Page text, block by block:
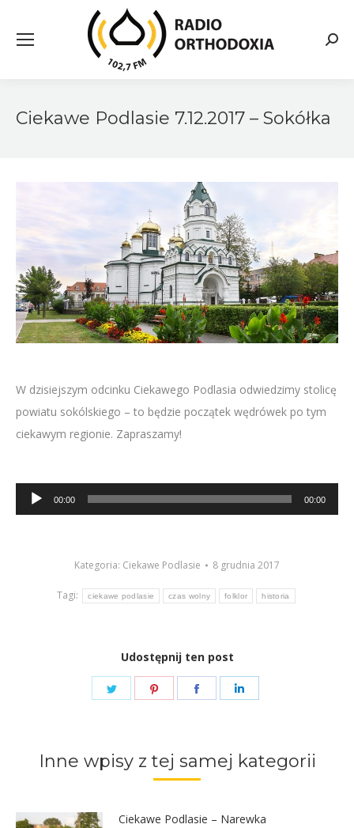
Ciekawe Podlasie 7.12.2017 – Sokółka
W dzisiejszym odcinku Ciekawego Podlasia odwiedzimy stolicę
powiatu sokólskiego – to będzie początek wędrówek po tym
ciekawym regionie. Zapraszamy!
Odtwarzacz
plików
00:00 00:00
Kategoria: Ciekawe Podlasie 8 grudnia 2017
Tagi: ciekawe podlasie czas wolny folklor historia
Udostępnij ten post
Share
Share
Share
Inne wpisy z tej samej kategorii
Ciekawe Podlasie – Narewka